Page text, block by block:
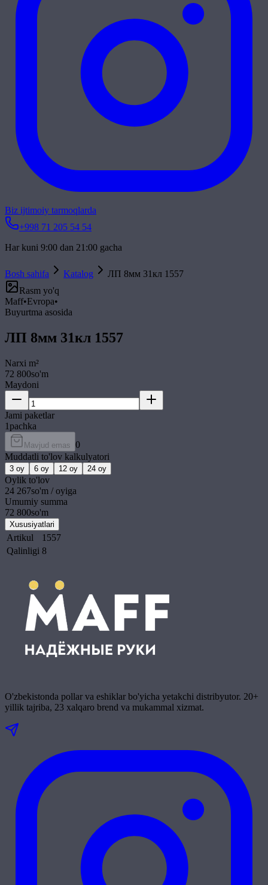
Biz ijtimoiy tarmoqlarda
+998 71 205 54 54
Har kuni 9:00 dan 21:00 gacha
Bosh sahifa Katalog
ЛП 8мм 31кл 1557
Rasm yo'q
Maff•Evropa•
Buyurtma asosida
ЛП 8мм 31кл 1557
Narxi m²
72 800so'm
Maydoni
Jami paketlar
1pachka
Mavjud emas 0
Muddatli to'lov kalkulyatori
3 oy 6 oy 12 oy 24 oy
Oylik to'lov
24 267so'm / oyiga
Umumiy summa
72 800so'm
Xususiyatlari
Artikul
1557
Qalinligi 8
O'zbekistonda pollar va eshiklar bo'yicha yetakchi distribyutor. 20+
yillik tajriba, 23 xalqaro brend va mukammal xizmat.